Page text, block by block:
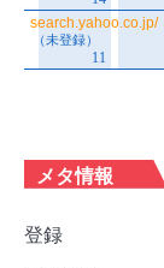
メタ情報
登録